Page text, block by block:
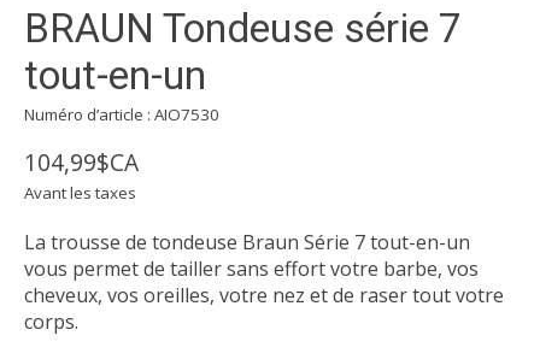
BRAUN Tondeuse série 7
tout-en-un
Numéro d’article : AIO7530
104,99$CA
Avant les taxes
La trousse de tondeuse Braun Série 7 tout-en-un
vous permet de tailler sans effort votre barbe, vos
cheveux, vos oreilles, votre nez et de raser tout votre
corps.